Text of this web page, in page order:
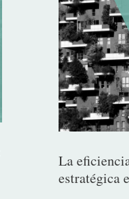
La
estratégica